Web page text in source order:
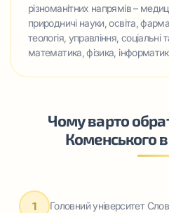
різноманітних напрямів –
природничі науки, освіта,
теологія, управління, соціальні
математика, фізика,
Чому варто
Коменського
1
Головний університет